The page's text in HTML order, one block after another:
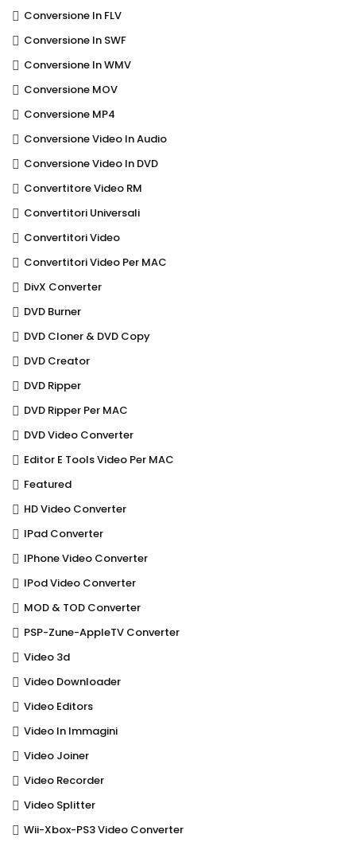
Conversione In FLV
Conversione In SWF
Conversione In WMV
Conversione MOV
Conversione MP4
Conversione Video In Audio
Conversione Video In DVD
Convertitore Video RM
Convertitori Universali
Convertitori Video
Convertitori Video Per MAC
DivX Converter
DVD Burner
DVD Cloner & DVD Copy
DVD Creator
DVD Ripper
DVD Ripper Per MAC
DVD Video Converter
Editor E Tools Video Per MAC
Featured
HD Video Converter
IPad Converter
IPhone Video Converter
IPod Video Converter
MOD & TOD Converter
PSP-Zune-AppleTV Converter
Video 3d
Video Downloader
Video Editors
Video In Immagini
Video Joiner
Video Recorder
Video Splitter
Wii-Xbox-PS3 Video Converter